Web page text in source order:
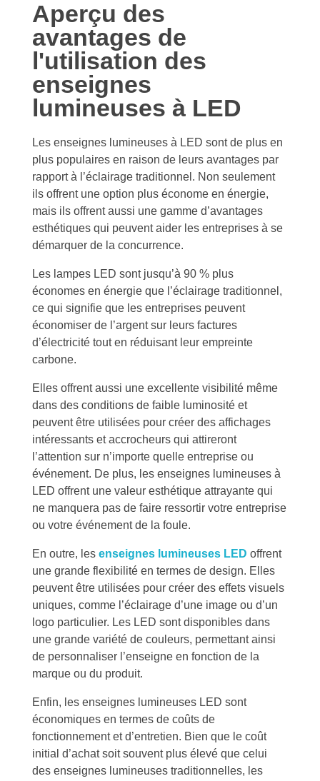
Aperçu des
avantages de
l'utilisation des
enseignes
lumineuses à LED
Les enseignes lumineuses à LED sont de plus en
plus populaires en raison de leurs avantages par
rapport à l’éclairage traditionnel. Non seulement
ils offrent une option plus économe en énergie,
mais ils offrent aussi une gamme d’avantages
esthétiques qui peuvent aider les entreprises à se
démarquer de la concurrence.
Les lampes LED sont jusqu’à 90 % plus
économes en énergie que l’éclairage traditionnel,
ce qui signifie que les entreprises peuvent
économiser de l’argent sur leurs factures
d’électricité tout en réduisant leur empreinte
carbone.
Elles offrent aussi une excellente visibilité même
dans des conditions de faible luminosité et
peuvent être utilisées pour créer des affichages
intéressants et accrocheurs qui attireront
l’attention sur n’importe quelle entreprise ou
événement. De plus, les enseignes lumineuses à
LED offrent une valeur esthétique attrayante qui
ne manquera pas de faire ressortir votre entreprise
ou votre événement de la foule.
En outre, les enseignes lumineuses LED offrent
une grande flexibilité en termes de design. Elles
peuvent être utilisées pour créer des effets visuels
uniques, comme l’éclairage d’une image ou d’un
logo particulier. Les LED sont disponibles dans
une grande variété de couleurs, permettant ainsi
de personnaliser l’enseigne en fonction de la
marque ou du produit.
Enfin, les enseignes lumineuses LED sont
économiques en termes de coûts de
fonctionnement et d’entretien. Bien que le coût
initial d’achat soit souvent plus élevé que celui
des enseignes lumineuses traditionnelles, les